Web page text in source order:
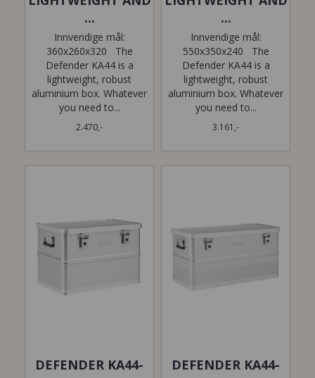
...
Innvendige mål:
360x260x320 The
Defender KA44 is a
lightweight, robust
aluminium box. Whatever
you need to...
2.470,-
...
Innvendige mål:
550x350x240 The
Defender KA44 is a
lightweight, robust
aluminium box. Whatever
you need to...
3.161,-
DEFENDER KA44-
DEFENDER KA44-